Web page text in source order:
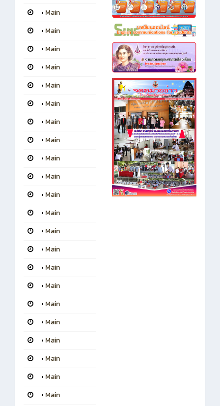
• Main
• Main
• Main
• Main
• Main
• Main
• Main
• Main
• Main
• Main
• Main
• Main
• Main
• Main
• Main
• Main
• Main
• Main
• Main
• Main
• Main
• Main